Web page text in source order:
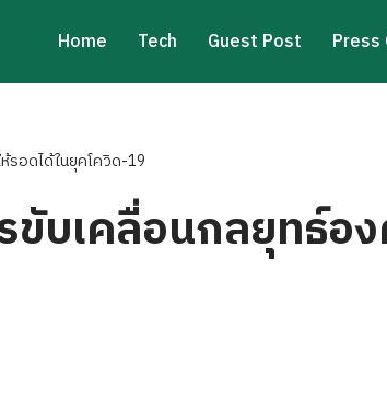
Home Tech Guest Post Press
รอดได้ในยุคโควิด-19
บเคลื่อนกลยุทธ์อ